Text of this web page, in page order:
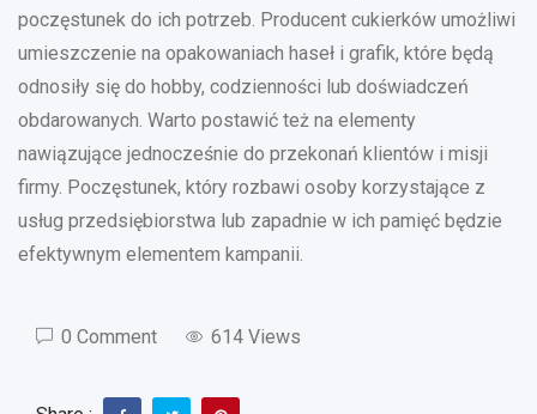
poczęstunek do ich potrzeb. Producent cukierków umożliwi
umieszczenie na opakowaniach haseł i grafik, które będą
odnosiły się do hobby, codzienności lub doświadczeń
obdarowanych. Warto postawić też na elementy
nawiązujące jednocześnie do przekonań klientów i misji
firmy. Poczęstunek, który rozbawi osoby korzystające z
usług przedsiębiorstwa lub zapadnie w ich pamięć będzie
efektywnym elementem kampanii.
0 Comment 614 Views